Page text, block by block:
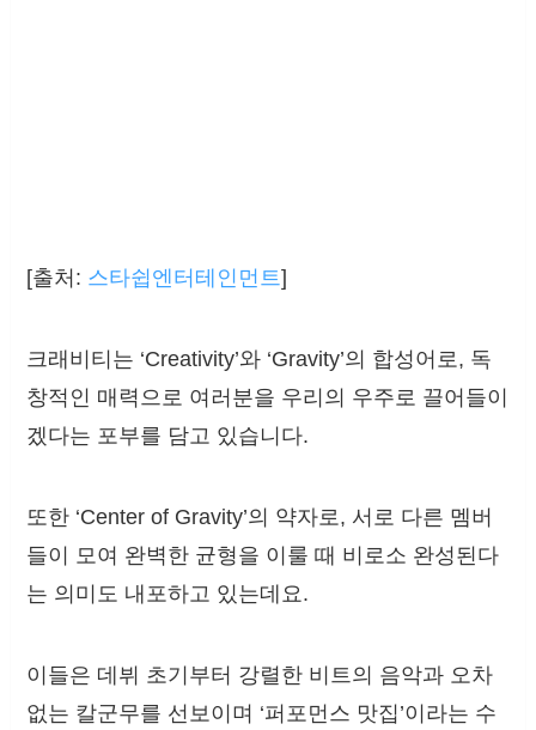
[출처: 스타쉽엔터테인먼트]
크래비티는 ‘Creativity’와 ‘Gravity’의 합성어로, 독
창적인 매력으로 여러분을 우리의 우주로 끌어들이
겠다는 포부를 담고 있습니다.
또한 ‘Center of Gravity’의 약자로, 서로 다른 멤버
들이 모여 완벽한 균형을 이룰 때 비로소 완성된다
는 의미도 내포하고 있는데요.
이들은 데뷔 초기부터 강렬한 비트의 음악과 오차
없는 칼군무를 선보이며 ‘퍼포먼스 맛집’이라는 수